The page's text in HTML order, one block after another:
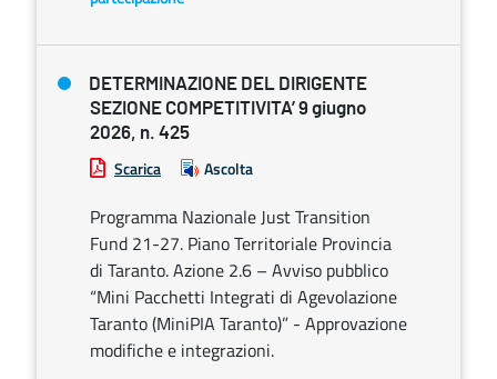
DETERMINAZIONE DEL DIRIGENTE
SEZIONE COMPETITIVITA’ 9 giugno
2026, n. 425
Scarica Ascolta
Programma Nazionale Just Transition
Fund 21-27. Piano Territoriale Provincia
di Taranto. Azione 2.6 – Avviso pubblico
“Mini Pacchetti Integrati di Agevolazione
Taranto (MiniPIA Taranto)” - Approvazione
modifiche e integrazioni.